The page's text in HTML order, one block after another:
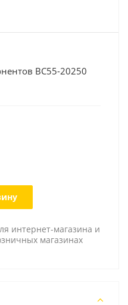
BC55-20250
интернет-магазина и
магазинах